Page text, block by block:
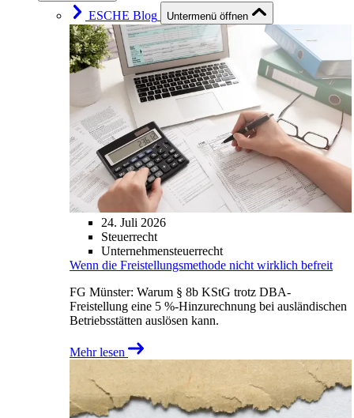
ESCHE Blog Untermenü öffnen
24. Juli 2026
Steuerrecht
Unternehmensteuerrecht
Wenn die Freistellungsmethode nicht wirklich befreit
FG Münster: Warum § 8b KStG trotz DBA-
Freistellung eine 5 %-Hinzurechnung bei ausländischen
Betriebsstätten auslösen kann.
Mehr lesen